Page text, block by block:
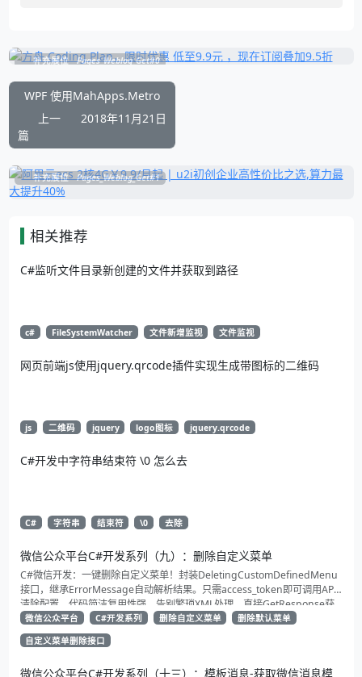
补充展位 Pages_Weblog_Get#0
WPF 使用MahApps.Metro
上一
篇
2018年11月21日
补充展位 Pages_Weblog_Get#1
相关推荐
C#监听文件目录新创建的文件并获取到路径
c# FileSystemWatcher 文件新增监视 文件监视
网页前端js使用jquery.qrcode插件实现生成带图标的二维码
js 二维码 jquery logo图标 jquery.qrcode
C#开发中字符串结束符 \0 怎么去
C# 字符串 结束符 \0 去除
微信公众平台C#开发系列（九）：删除自定义菜单
C#微信开发：一键删除自定义菜单！封装DeletingCustomDefinedMenu
接口，继承ErrorMessage自动解析结果。只需access_token即可调用API
清除配置。代码简洁复用性强，告别繁琐XML处理，直接GetResponse获
取状态。适合动态管理公众号的开发者，建议收藏备用！
微信公众平台 C#开发系列 删除自定义菜单
删除默认菜单
自定义菜单删除接口
微信公众平台C#开发系列（十三）：模板消息-获取微信消息模